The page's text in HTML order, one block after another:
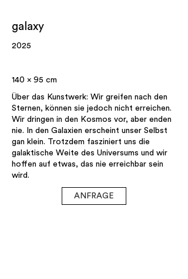
galaxy
2025
140 x 95 cm
Über das Kunstwerk: Wir greifen nach den
Sternen, können sie jedoch nicht erreichen.
Wir dringen in den Kosmos vor, aber enden
nie. In den Galaxien erscheint unser Selbst
gan klein. Trotzdem fasziniert uns die
galaktische Weite des Universums und wir
hoffen auf etwas, das nie erreichbar sein
wird.
ANFRAGE